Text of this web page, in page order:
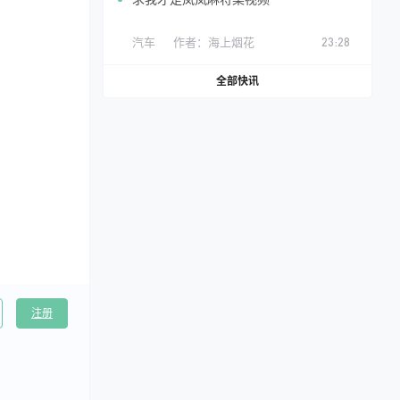
注册
汽车 作者： 海上烟花 23:28
全部快讯